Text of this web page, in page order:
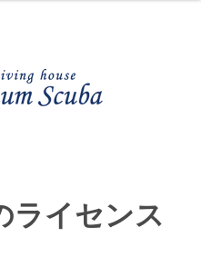
ライセンス